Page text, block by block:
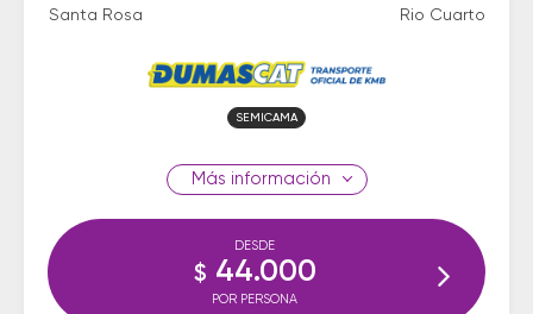
Santa Rosa Rio Cuarto
SEMICAMA
información
DESDE
$ 44.000
POR PERSONA